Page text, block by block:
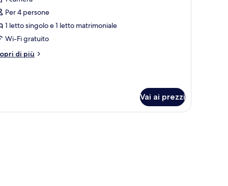
Per 4 persone
1 letto singolo e 1 letto matrimoniale
Wi-Fi gratuito
di più
Vai ai prezzi
Fi gratuito, lenzuola